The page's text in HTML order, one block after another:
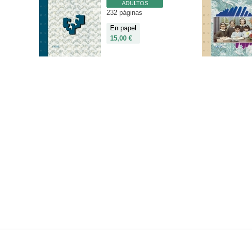
ADULTOS
232 páginas
En papel
15,00 €